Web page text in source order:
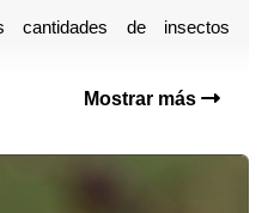
cantidades de insectos
Mostrar más